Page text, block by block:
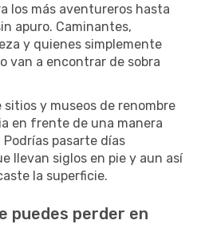
los más aventureros hasta
apuro. Caminantes,
y quienes simplemente
van a encontrar de sobra
y museos de renombre
en frente de una manera
pasarte días
llevan siglos en pie y aun así
la superficie.
puedes perder en